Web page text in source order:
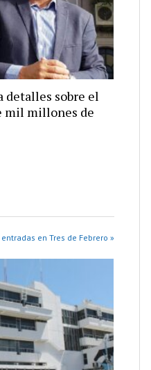
sobre el
mil millones de
entradas en Tres de Febrero »